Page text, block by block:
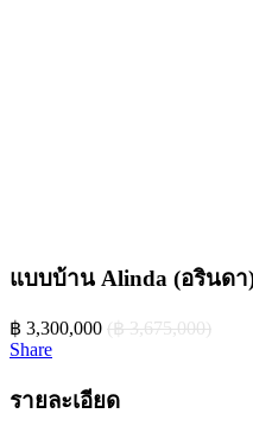
แบบบ้าน Alinda (อรินดา
‎฿ 3,300,000 (‎฿ 3,675,000)
Share
รายละเอียด